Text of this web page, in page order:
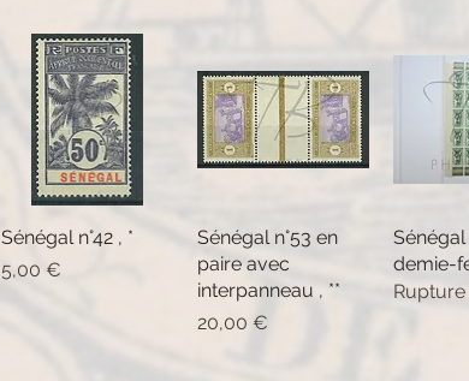
Aperçu rapide
Sénégal n°42 , *
Prix
5,00 €
Aperçu rapide
Sénégal n°53 en
paire avec
interpanneau , **
Prix
20,00 €
Sénégal
demie-